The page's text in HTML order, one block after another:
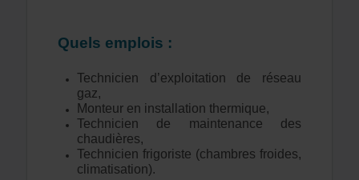
Quels emplois :
Technicien d’exploitation de réseau
gaz,
Monteur en installation thermique,
Technicien de maintenance des
chaudières,
Technicien frigoriste (chambres froides,
climatisation).